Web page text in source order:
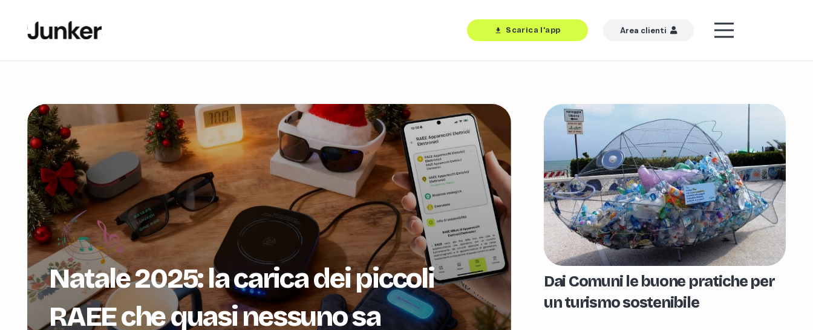
download Scarica l’app Area clienti
Natale 2025: la carica dei piccoli
RAEE che quasi nessuno sa
Dai Comuni le buone pratiche per
un turismo sostenibile